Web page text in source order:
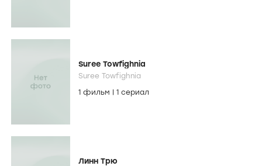
Suree Towfighnia
Suree Towfighnia
1 фильм
1 сериал
Линн Трю